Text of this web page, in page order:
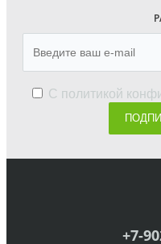
С политикой
+7-